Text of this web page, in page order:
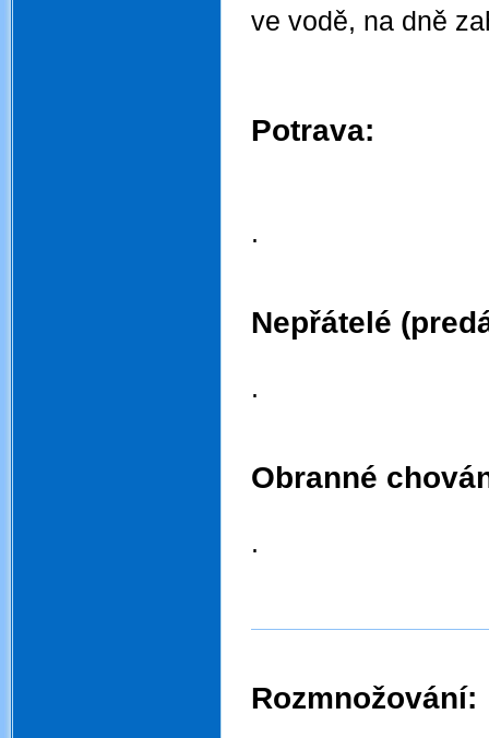
ve vodě, na dně
Potrava:
.
Nepřátelé
.
Obranné
.
Rozmnožování: